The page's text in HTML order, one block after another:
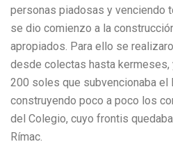
personas piadosas y venciendo
se dio comienzo a la
apropiados. Para ello se
desde colectas hasta kermeses,
200 soles que subvencionaba el
construyendo poco a poco los
del Colegio, cuyo frontis
Rímac.